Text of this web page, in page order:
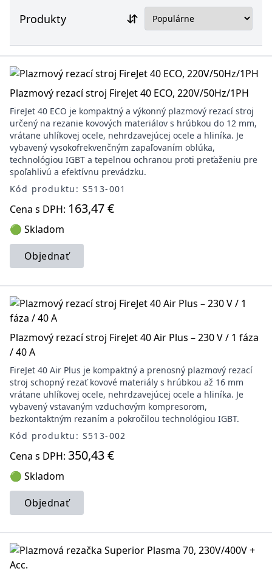
Produkty
Plazmový rezací stroj FireJet 40 ECO, 220V/50Hz/1PH
FireJet 40 ECO je kompaktný a výkonný plazmový rezací stroj
určený na rezanie kovových materiálov s hrúbkou do 12 mm,
vrátane uhlíkovej ocele, nehrdzavejúcej ocele a hliníka. Je
vybavený vysokofrekvenčným zapaľovaním oblúka,
technológiou IGBT a tepelnou ochranou proti preťaženiu pre
spoľahlivú a efektívnu prevádzku.
Kód produktu: S513-001
Cena s DPH: 163,47 €
🟢 Skladom
Objednať
Plazmový rezací stroj FireJet 40 Air Plus – 230 V / 1 fáza
/ 40 A
FireJet 40 Air Plus je kompaktný a prenosný plazmový rezací
stroj schopný rezať kovové materiály s hrúbkou až 16 mm
vrátane uhlíkovej ocele, nehrdzavejúcej ocele a hliníka. Je
vybavený vstavaným vzduchovým kompresorom,
bezkontaktným rezaním a pokročilou technológiou IGBT.
Kód produktu: S513-002
Cena s DPH: 350,43 €
🟢 Skladom
Objednať